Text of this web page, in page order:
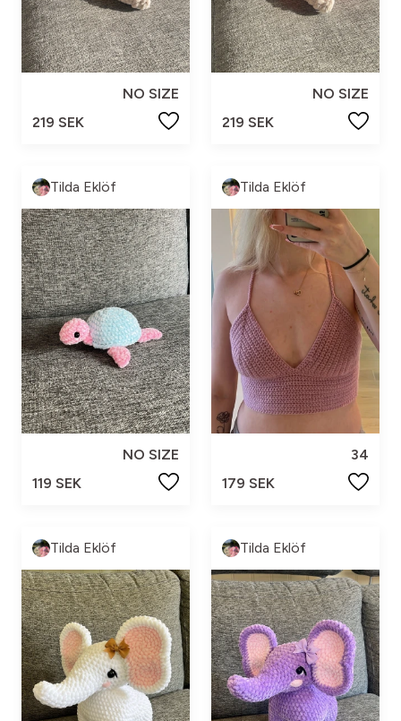
NO SIZE
219 SEK
NO SIZE
219 SEK
Tilda Eklöf
NO SIZE
119 SEK
Tilda Eklöf
34
179 SEK
Tilda Eklöf Tilda Eklöf